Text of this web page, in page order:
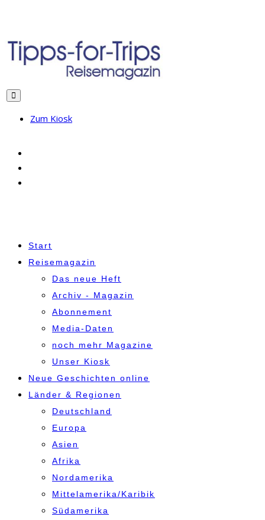
Zum Kiosk
Start
Reisemagazin
Das neue Heft
Archiv - Magazin
Abonnement
Media-Daten
noch mehr Magazine
Unser Kiosk
Neue Geschichten online
Länder & Regionen
Deutschland
Europa
Asien
Afrika
Nordamerika
Mittelamerika/Karibik
Südamerika